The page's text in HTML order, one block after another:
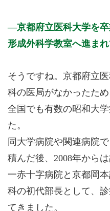
京都府立医科大学を
形成外科学教室へ進まれ
そうですね。京都府立
科の医局がなかったた
全国でも有数の昭和大
た。
同大学病院や関連病院
積んだ後、2008年から
一赤十字病院と京都岡
科の初代部長として、
てきました。